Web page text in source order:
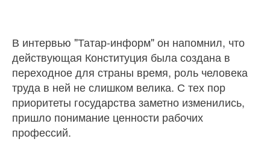
В интервью "Татар-информ" он напомнил, что
действующая Конституция была создана в
переходное для страны время, роль человека
труда в ней не слишком велика. С тех пор
приоритеты государства заметно изменились,
пришло понимание ценности рабочих
профессий.